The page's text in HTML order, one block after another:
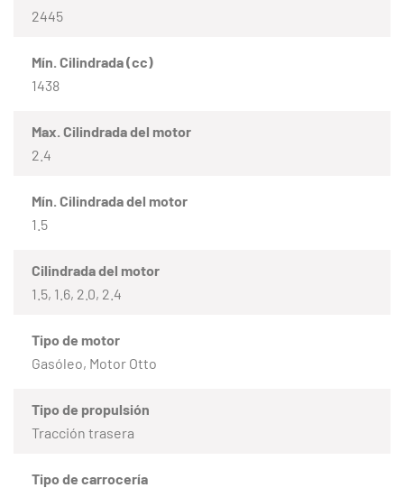
2445
Mín. Cilindrada (cc)
1438
Max. Cilindrada del motor
2.4
Mín. Cilindrada del motor
1.5
Cilindrada del motor
1.5, 1.6, 2.0, 2.4
Tipo de motor
Gasóleo, Motor Otto
Tipo de propulsión
Tracción trasera
Tipo de carrocería